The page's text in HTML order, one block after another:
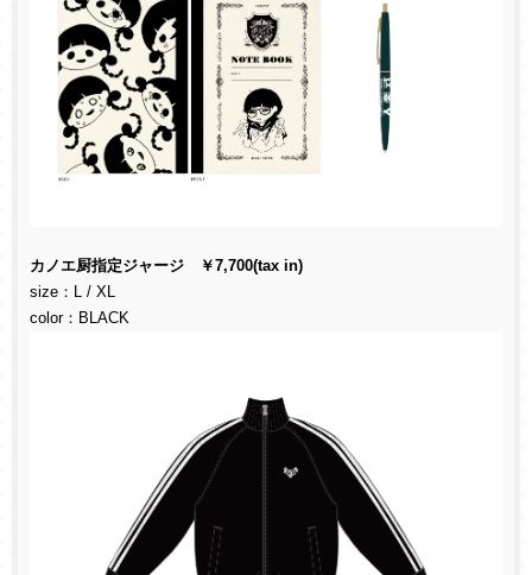
カノエ厨指定ジャージ ￥7,700(tax in)
size：L / XL
color：BLACK